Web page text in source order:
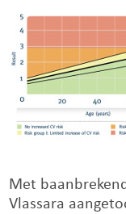
Met
Vlassara